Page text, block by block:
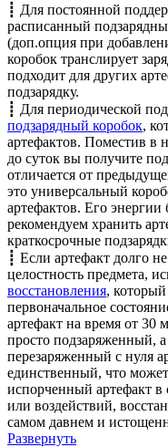
┋ Для постоянной
расписанный
(доп.опция при
коробок транслирует
подходит для других
подзарядку.
┋ Для периодической
подзарядный коробок,
артефактов. Поместив в
до суток вы получите
отличается от
это универсальный
артефактов. Его
рекомендуем хранить
краткосрочные
┋ Если артефакт долго
целостность предмета,
восстановления,
первоначальное
артефакт на время от 30
просто подзаряженный,
перезаряженный с нуля
единственный, что
испорченный артефакт в
или воздействий,
самом давнем и
Развернуть